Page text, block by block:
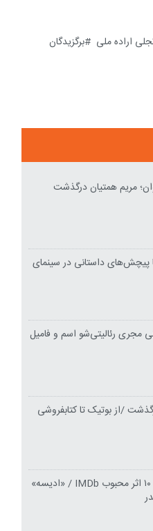
اراده ملی
برگزیدگان
مریم همتیان درگذشت
با پیچش‌های داستانی در سینمای
مجری رئالیتی‌شو اسم و فامیل
/از بوتیک تا کتابفروشی
فهرست جدید ۱۰ اثر محبوب IMDb / «ادیسه»